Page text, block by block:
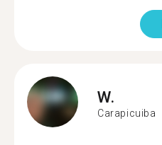
W.
Carapicuiba